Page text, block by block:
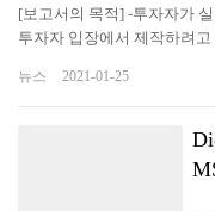
[보고서의 목적] -투자자가
투자자 입장에서 제작하려
자가 투자 시점에 즉각적인
투자자 전달 시점을 최소화
융공학기술연구소의 독자적
통해 각 항목을 점수화하고,
뉴스 2021-01-25